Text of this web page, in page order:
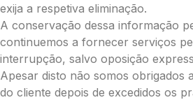
Pague mais
exija a respetiva eliminação.
A conservação dessa informação
continuemos a fornecer serviços
interrupção, salvo oposição
Apesar disto não somos obrigados
do cliente depois de excedidos os